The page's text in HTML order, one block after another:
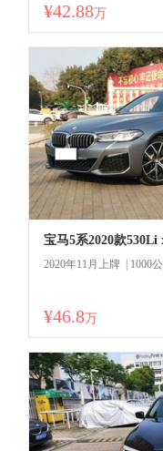
¥42.88万
宝马5系2020款
2020年11月上牌 | 1000
¥46.8万